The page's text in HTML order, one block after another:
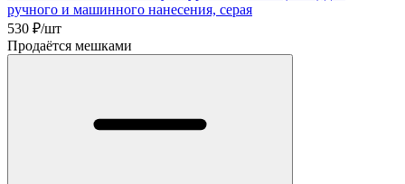
ручного и машинного нанесения, серая
530 ₽/шт
Продаётся мешками